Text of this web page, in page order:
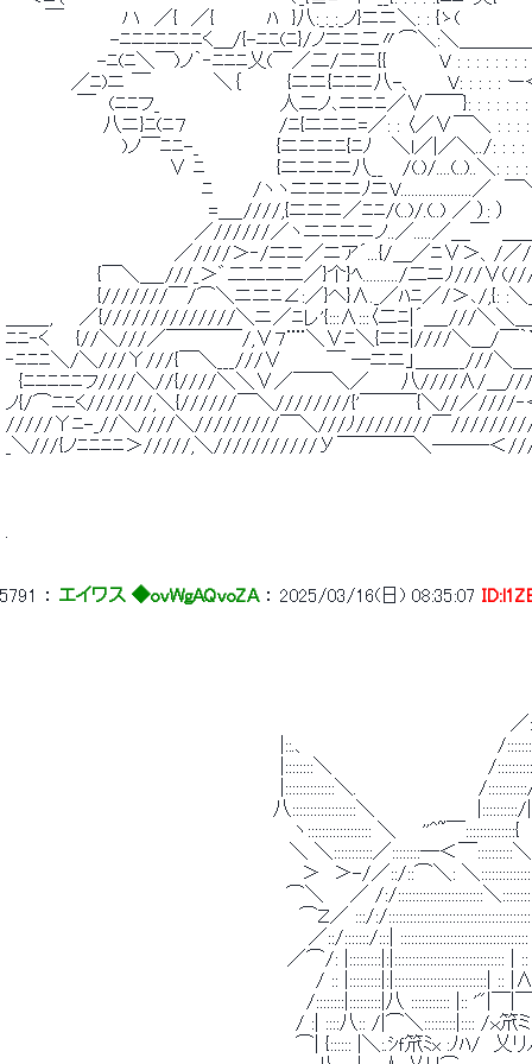
￣　　　　 ハ　／{　／{　　　　ﾊ　}八:_:_:_ノ}ニニ＼: : {ゝ(　　　　
-ﾆﾆﾆﾆﾆﾆﾆく＿/{-ﾆﾆ(ﾆ}/ノニニ二〃⌒＼:＼＿＿＿＿/:}　　
-ﾆ(ﾆ＼￣)ノ｀‐ﾆﾆﾆ乂(￣／二/二二{{　　　　V : : : : : : :
／ﾆ)ニ ￣ 　 　 　 ＼｛　　　 {ニニ{ﾆﾆニ八-、　　 V: : : : :
￣　(ﾆﾆフ_ 　 　 　 　 　 　 人二ノ､ニニﾆ／∨￣￣}: : : : : : : :
八ニ}ﾆ(ﾆ７　　　　　　　/ﾆ{ニニニ=／: : 〈／∨￣＼ : : :
)ノ￣ﾆﾆ-_　　　　 　 {ニニニﾆ{ﾆﾉ　 ＼l／|／＼../: : : : :
∨ ﾆ　　　　　 {ニニニニ八__　 /(.)/....(..)..＼: : : : : :
ﾆ　　　/ヽヽニニニニﾉニV....................／　￣＼: : :
=＿_////,{ニニニ／ﾆﾆ/(..)/.(..) ／ ）: ）　　　＼ :
／//////／ヽニニニニノ..／.....／＿￣　＿＿　　＼
／////＞‐/ニニ／ニア´...{/＿／ﾆ∨＞、/／//＼
{￣＼＿_///_＞゛二二二二／}个}ﾍ........../二ニﾉ///
{///////￣/⌒＼ニニﾆ∠:／}ヘ}∧._／ﾊﾆ／/＞､/,{: :＼＿
＿＿_,　　／{//////////////＼ニ／ﾆレ'{:::∧:::〈二ﾆ|´＿_///＼＼
ﾆﾆ‐く　　{//＼///／￣￣￣￣/,∨７¨¨＼∨ﾆ＼{ニﾆ|////＼＿/￣
‐ﾆﾆﾆ＼/＼///Υ///{￣＼___///∨ 　 　 ￣ ―ニニ」＿＿__///＼
{ﾆﾆﾆﾆﾆフ////＼//{////＼＼∨／￣￣＼／　　 八////∧/
ノ{/⌒ﾆﾆく///////,＼{//////￣＼////////{'￣￣￣{＼//／////
/////Υﾆ-_//＼////＼/////////￣＼///ﾉ////////￣
_＼///{ノﾆﾆﾆﾆ＞/////,＼///////////У￣￣￣￣＼―――
5791 ： エイワス ◆ovWgAQvoZA ： 2025/03/16(日) 08:35:07
／:::::::ﾊ
|::.、　　　　　　　　　　　　　　 /
|::::::::＼　　　　　　　　　　 　 /:::::::::::/
|::::::::::::::＼.　　　 　 　 　 　 /:::::::::::/
八::::::::::::::::::＼　　　 　 　 　 |::::::::::/
ヽ:::::::::::::::::: ＼　　''^~￣::::::::::::::{　
＼ ＼:::::::::::／::::::::―＜￣::::::::::＼　
＞　＞-/／::/::⌒＼: ＼:::::::::::::::＼
⌒＼　　／ /:/::::::::::::::::::::::::＼
⌒Ｚ／ :::/:/
／::/:::::::/:::| :::::::::::::::::::::::::::::::::::: |:::::::: |::::::::::'
／⌒/: |:::::::::|:|::::::::::::::::::::::::::::::: | :: |::::::::
/ :: |:::::::::|:|::::::::::::::::::::::::::| :: |Λ|:::::::八
/::::::::|:::::::::|八 ::::::::::: |:: '"|￣|￣|:::::::::::::＼
/ :| ::::八:: /|⌒＼:::::::::|:::: /ｘ笊ミXＹ/ :::
⌒| {:::::: |＼:.ｼｆ笊ﾐx :ﾉﾊ/　乂リﾉﾉ/:::::::::|